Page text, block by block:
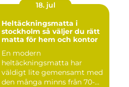
18. jul
Heltäckningsmatta i
stockholm så väljer du rätt
matta för hem och kontor
En modern
heltäckningsmatta har
väldigt lite gemensamt med
den många minns från 70-